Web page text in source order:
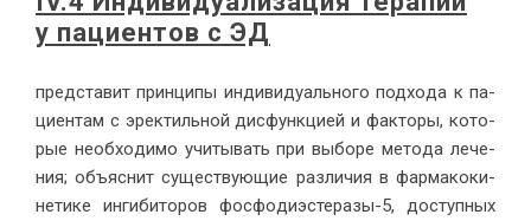
у па­ци­ен­тов с ЭД
пред­ста­вит прин­ци­пы ин­ди­ви­ду­аль­но­го под­хо­да к па­
ци­ен­там с эрек­тиль­ной дис­функ­ци­ей и фак­то­ры, ко­то­
рые необ­хо­ди­мо учи­ты­вать при вы­бо­ре ме­то­да ле­че­
ния; объ­яс­нит су­ще­ству­ю­щие раз­ли­чия в фар­ма­ко­ки­
не­ти­ке ин­ги­би­то­ров фос­фо­ди­эс­те­ра­зы-5, до­ступ­ных